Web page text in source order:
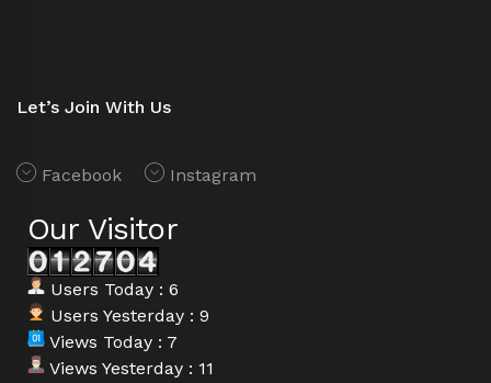
Let’s Join With Us
Facebook Instagram
Our Visitor
Users Today : 6
Users Yesterday : 9
Views Today : 7
Views Yesterday : 11